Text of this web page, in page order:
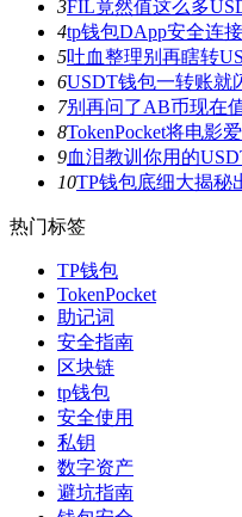
3FIL竟然值这么多
4tp钱包DApp安全连
5吐血整理别再瞎转
6USDT钱包一转账就
7别再问了AB币现在
8TokenPocket将电影
9血泪教训你用的
10TP钱包底细大揭秘
热门标签
TP钱包
TokenPocket
助记词
安全指南
区块链
tp钱包
安全使用
私钥
数字资产
避坑指南